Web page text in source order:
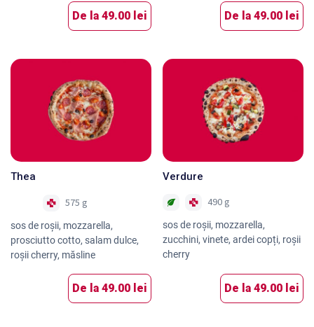
De la 49.00 lei De la 49.00 lei
Thea
575 g
sos de roşii, mozzarella,
prosciutto cotto, salam dulce,
roşii cherry, măsline
De la 49.00 lei
Verdure
490 g
sos de roşii, mozzarella,
zucchini, vinete, ardei copți, roşii
cherry
De la 49.00 lei